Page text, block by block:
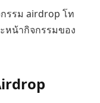
รรม airdrop โท
หน้ากิจกรรมของ